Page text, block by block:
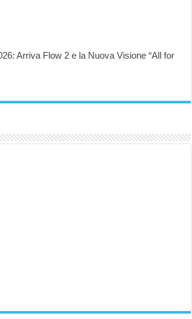
Arriva Flow 2 e la Nuova Visione “All for